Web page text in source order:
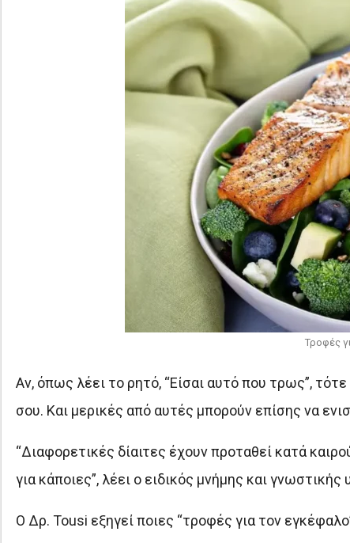
Τροφές
Αν, όπως λέει το ρητό, “Είσαι αυτό που τρως”,
σου. Και μερικές από αυτές μπορούν επίσης να
“Διαφορετικές δίαιτες έχουν προταθεί κατά
για κάποιες”, λέει ο ειδικός μνήμης και γνωστικής
Ο Δρ. Tousi εξηγεί ποιες “τροφές για τον